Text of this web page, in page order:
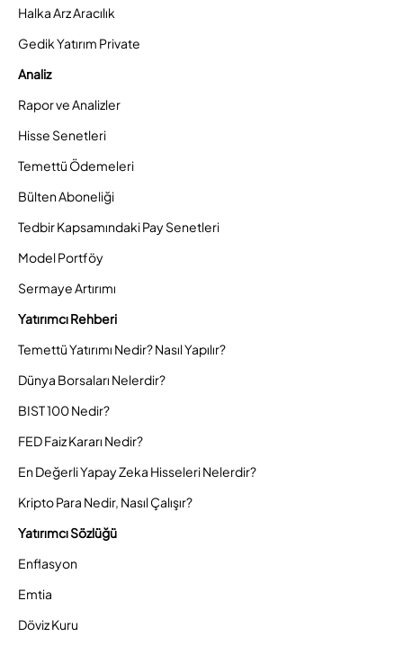
Halka Arz Aracılık
Gedik Yatırım Private
Analiz
Rapor ve Analizler
Hisse Senetleri
Temettü Ödemeleri
Bülten Aboneliği
Tedbir Kapsamındaki Pay Senetleri
Model Portföy
Sermaye Artırımı
Yatırımcı Rehberi
Temettü Yatırımı Nedir? Nasıl Yapılır?
Dünya Borsaları Nelerdir?
BIST 100 Nedir?
FED Faiz Kararı Nedir?
En Değerli Yapay Zeka Hisseleri Nelerdir?
Kripto Para Nedir, Nasıl Çalışır?
Yatırımcı Sözlüğü
Enflasyon
Emtia
Döviz Kuru